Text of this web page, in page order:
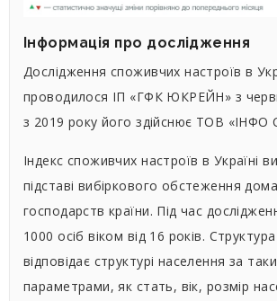
Інформація про дослідження
Дослідження споживчих настроїв в
проводилося ІП «ГФК ЮКРЕЙН» з
з 2019 року його здійснює ТОВ «ІНФО
Індекс споживчих настроїв в Україні
підставі вибіркового обстеження
господарств країни. Під час
1000 осіб віком від 16 років.
відповідає структурі населення за
параметрами, як стать, вік, розмір